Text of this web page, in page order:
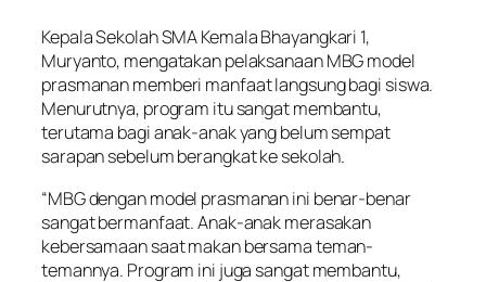
Kepala Sekolah SMA Kemala Bhayangkari 1,
Muryanto, mengatakan pelaksanaan MBG model
prasmanan memberi manfaat langsung bagi siswa.
Menurutnya, program itu sangat membantu,
terutama bagi anak-anak yang belum sempat
sarapan sebelum berangkat ke sekolah.
“MBG dengan model prasmanan ini benar-benar
sangat bermanfaat. Anak-anak merasakan
kebersamaan saat makan bersama teman-
temannya. Program ini juga sangat membantu,